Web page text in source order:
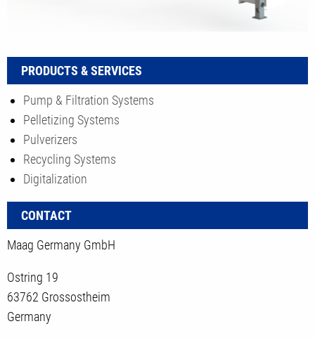
PRODUCTS & SERVICES
Pump & Filtration Systems
Pelletizing Systems
Pulverizers
Recycling Systems
Digitalization
CONTACT
Maag Germany GmbH
Ostring 19
63762 Grossostheim
Germany